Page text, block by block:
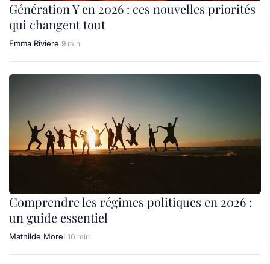
Génération Y en 2026 : ces nouvelles priorités
qui changent tout
Emma Riviere 9 min
Comprendre les régimes politiques en 2026 :
un guide essentiel
Mathilde Morel 10 min